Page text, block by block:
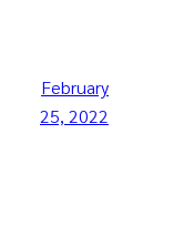
February
25, 2022